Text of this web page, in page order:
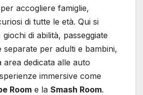
accogliere famiglie,
di tutte le età. Qui si
di abilità, passeggiate
separate per adulti e bambini,
area dedicata alle auto
immersive come
Room e la Smash Room.